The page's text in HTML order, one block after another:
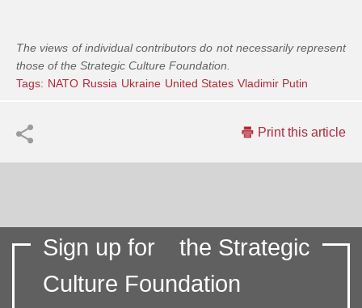
The views of individual contributors do not necessarily represent
those of the Strategic Culture Foundation.
Tags: NATO Russia Ukraine United States Vladimir Putin
Print this article
Sign up for
the Strategic
Culture Foundation